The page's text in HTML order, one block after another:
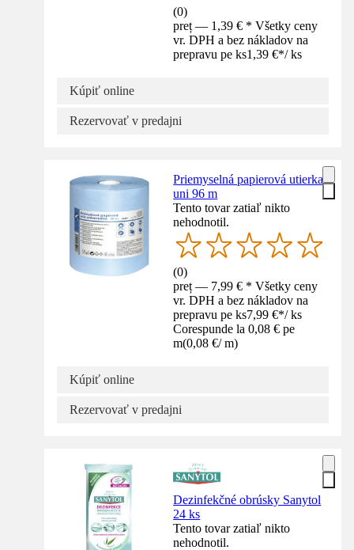
(0)
preț — 1,39 € * Všetky ceny
vr. DPH a bez nákladov na
prepravu pe ks1,39 €*/ ks
Kúpiť online
Rezervovať v predajni
Priemyselná papierová utierka
uni 96 m
Tento tovar zatiaľ nikto
nehodnotil.
(0)
preț — 7,99 € * Všetky ceny
vr. DPH a bez nákladov na
prepravu pe ks7,99 €*/ ks
Corespunde la 0,08 € pe
m(0,08 €/ m)
Kúpiť online
Rezervovať v predajni
Dezinfekčné obrúsky Sanytol
24 ks
Tento tovar zatiaľ nikto
nehodnotil.